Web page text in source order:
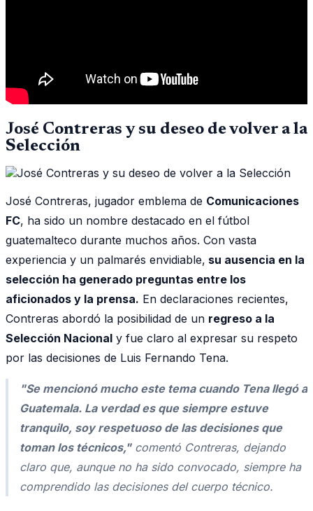
José Contreras y su deseo de volver a la
Selección
José Contreras, jugador emblema de Comunicaciones
FC, ha sido un nombre destacado en el fútbol
guatemalteco durante muchos años. Con vasta
experiencia y un palmarés envidiable, su ausencia en la
selección ha generado preguntas entre los
aficionados y la prensa. En declaraciones recientes,
Contreras abordó la posibilidad de un regreso a la
Selección Nacional y fue claro al expresar su respeto
por las decisiones de Luis Fernando Tena.
"Se mencionó mucho este tema cuando Tena llegó a
Guatemala. La verdad es que siempre estuve
tranquilo, soy respetuoso de las decisiones que
toman los técnicos,"comentó Contreras, dejando
claro que, aunque no ha sido convocado, siempre ha
comprendido las decisiones del cuerpo técnico.